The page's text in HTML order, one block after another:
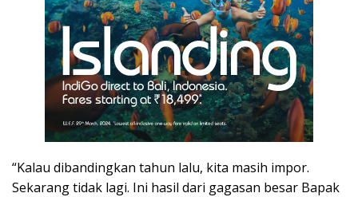
“Kalau dibandingkan tahun lalu, kita masih impor.
Sekarang tidak lagi. Ini hasil dari gagasan besar Bapak